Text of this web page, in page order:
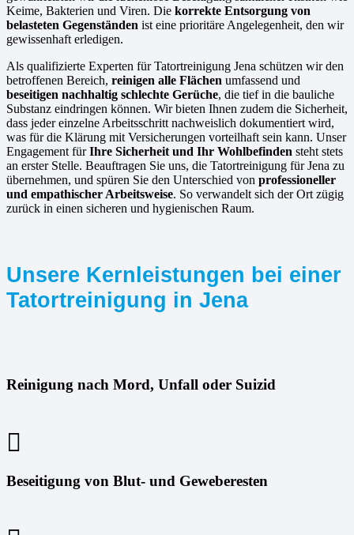
Keime, Bakterien und Viren. Die korrekte Entsorgung von
belasteten Gegenständen ist eine prioritäre Angelegenheit, den wir
gewissenhaft erledigen.
Als qualifizierte Experten für Tatortreinigung Jena schützen wir den
betroffenen Bereich, reinigen alle Flächen umfassend und
beseitigen nachhaltig schlechte Gerüche, die tief in die bauliche
Substanz eindringen können. Wir bieten Ihnen zudem die Sicherheit,
dass jeder einzelne Arbeitsschritt nachweislich dokumentiert wird,
was für die Klärung mit Versicherungen vorteilhaft sein kann. Unser
Engagement fürIhre Sicherheit und Ihr Wohlbefinden steht stets
an erster Stelle. Beauftragen Sie uns, die Tatortreinigung für Jena zu
übernehmen, und spüren Sie den Unterschied von professioneller
und empathischer Arbeitsweise. So verwandelt sich der Ort zügig
zurück in einen sicheren und hygienischen Raum.
Unsere Kernleistungen bei einer
Tatortreinigung in Jena
Reinigung nach Mord, Unfall oder Suizid
Beseitigung von Blut- und Geweberesten